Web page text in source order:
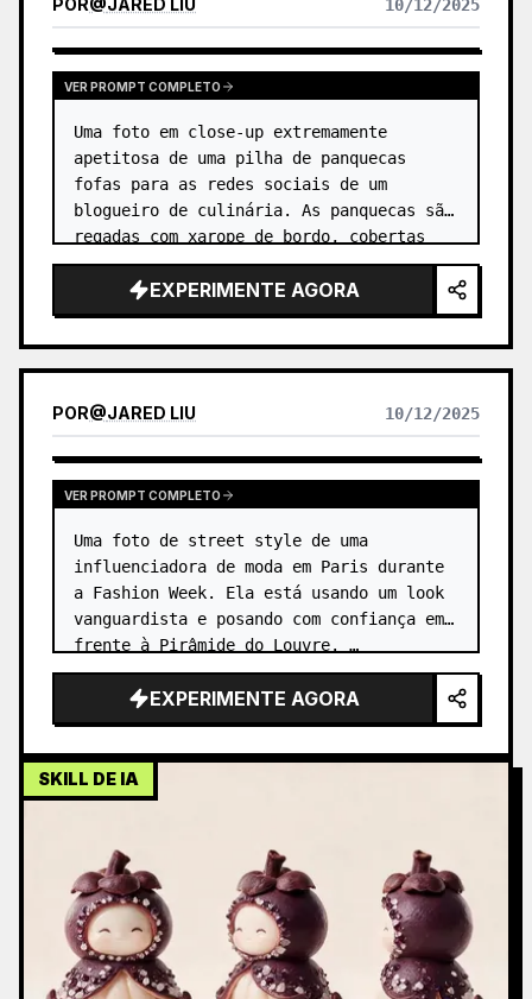
10/12/2025
VER PROMPT COMPLETO
Uma foto em close-up extremamente
apetitosa de uma pilha de panquecas
fofas para as redes sociais de um
blogueiro de culinária. As panquecas são
regadas com xarope de bordo, cobertas
com uma porção de manteiga derretendo e
guarnecidas com mirtilos e framboesas…
EXPERIMENTE AGORA
POR@JARED LIU 10/12/2025
VER PROMPT COMPLETO
Uma foto de street style de uma
influenciadora de moda em Paris durante
a Fashion Week. Ela está usando um look
vanguardista e posando com confiança em
frente à Pirâmide do Louvre. …
EXPERIMENTE AGORA
SKILL DE IA